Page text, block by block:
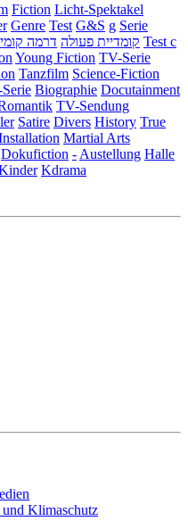
Fiction Licht-Spektakel
Genre Test G&S g Serie
קומדיית פעולה דרמה
Test c
Young Fiction TV-Serie
Tanzfilm Science-Fiction
Biographie Docutainment
TV-Sendung
Satire Divers History True
Martial Arts
Dokufiction - Austellung Halle
Kdrama